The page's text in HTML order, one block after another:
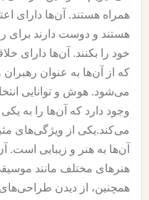
همراه هستند. آن‌ها دارای
هستند و دوست دارند برای
خود را بکنند. آن‌ها دارای
که از آن‌ها به عنوان
می‌شود. هوش و توانایی
وجود دارد که آن‌ها را به
می‌کند.یکی از ویژگی‌های
آن‌ها به هنر و زیبایی است.
هنرهای مختلف مانند
همچنین، از دیدن طراحی‌های